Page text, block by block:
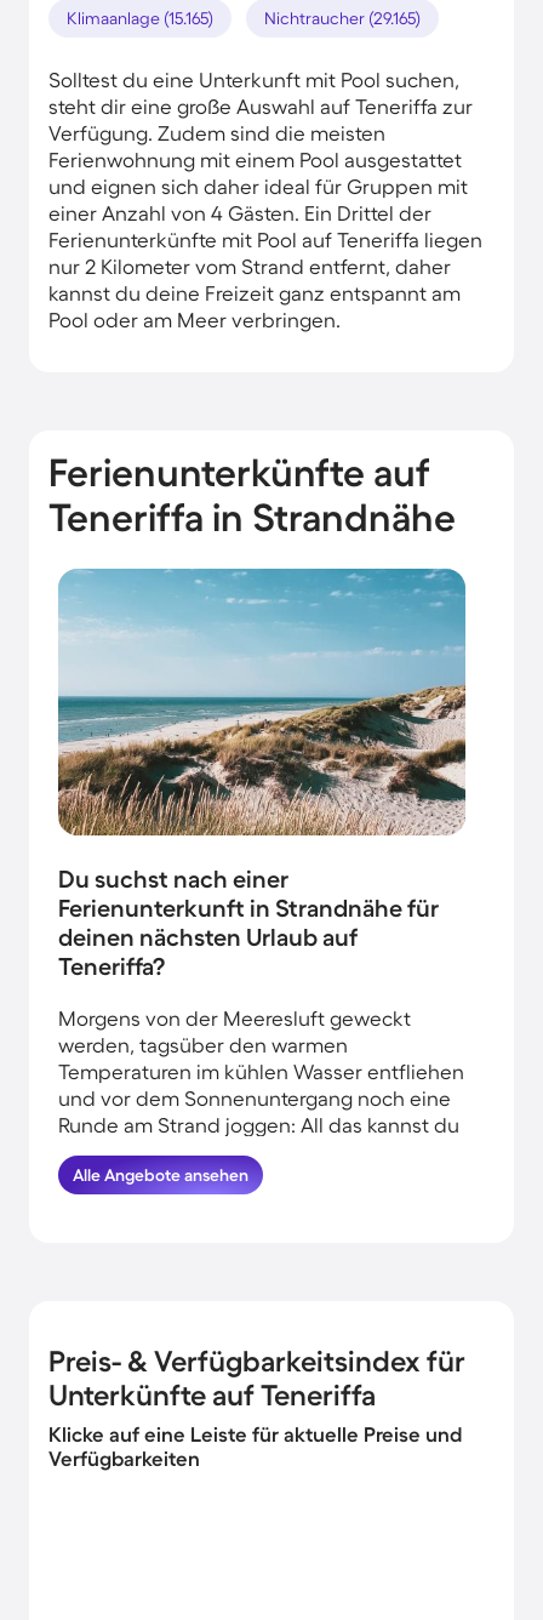
Klimaanlage (15.165) Nichtraucher (29.165)
Solltest du eine Unterkunft mit Pool suchen,
steht dir eine große Auswahl auf Teneriffa zur
Verfügung. Zudem sind die meisten
Ferienwohnung mit einem Pool ausgestattet
und eignen sich daher ideal für Gruppen mit
einer Anzahl von 4 Gästen. Ein Drittel der
Ferienunterkünfte mit Pool auf Teneriffa liegen
nur 2 Kilometer vom Strand entfernt, daher
kannst du deine Freizeit ganz entspannt am
Pool oder am Meer verbringen.
Ferienunterkünfte auf
Teneriffa in Strandnähe
Du suchst nach einer
Ferienunterkunft in Strandnähe für
deinen nächsten Urlaub auf
Teneriffa?
Morgens von der Meeresluft geweckt
werden, tagsüber den warmen
Temperaturen im kühlen Wasser entfliehen
und vor dem Sonnenuntergang noch eine
Runde am Strand joggen: All das kannst du
erleben, wenn du deinen Urlaub in
Strandnähe auf Teneriffa verbringst.
Alle Angebote ansehen
Preis- & Verfügbarkeitsindex für
Unterkünfte auf Teneriffa
Klicke auf eine Leiste für aktuelle Preise und
Verfügbarkeiten